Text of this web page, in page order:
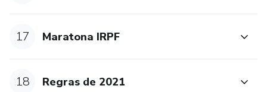
17 Maratona IRPF
18 Regras de 2021